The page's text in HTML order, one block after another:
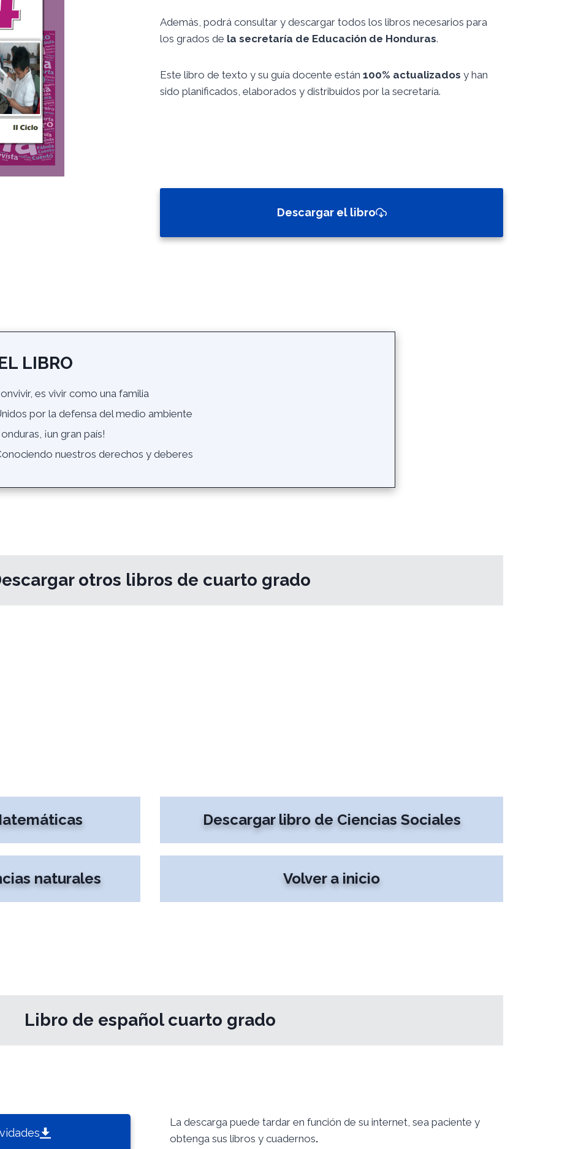
Además, podrá consultar y descargar todos los libros necesarios para
los grados de la secretaría de Educación de Honduras.
Este libro de texto y su guía docente están 100% actualizados y han
sido planificados, elaborados y distribuidos por la secretaría.
Descargar el libro
LIBRO
es vivir como una familia
por la defensa del medio ambiente
¡un gran país!
nuestros derechos y deberes
otros libros de cuarto grado
naturales
Descargar libro de Ciencias Sociales
Volver a inicio
Libro de español cuarto grado
La descarga puede tardar en función de su internet, sea paciente y
obtenga sus libros y cuadernos.